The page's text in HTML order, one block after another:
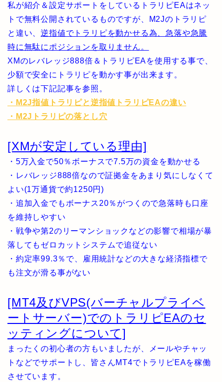
私が紹介＆設定サポートをしているトラリピEAはネッ
トで無料公開されているものですが、M2Jのトラリピ
と違い、逆指値でトラリピを動かせる為、急落や急騰
時に無駄にポジションを取りません。
XMのレバレッジ888倍＆トラリピEAを使用する事で、
少額で安全にトラリピを動かす事が出来ます。
詳しくは下記記事を参照。
・M2J指値トラリピと逆指値トラリピEAの違い
・M2Jトラリピの落とし穴
[XMが安定している理由]
・5万入金で50％ボーナスで7.5万の資金を動かせる
・レバレッジ888倍なので証拠金をあまり気にしなくて
よい(1万通貨で約1250円)
・追加入金でもボーナス20％がつくので急落時も口座
を維持しやすい
・戦争や第2のリーマンショックなどの影響で相場が暴
落してもゼロカットシステムで追従ない
・約定率99.3％で、雇用統計などの大きな経済指標で
も注文が滑る事がない
[MT4及びVPS(バーチャルプライベ
ートサーバー)でのトラリピEAのセ
ッティングについて]
まったくの初心者の方もいましたが、メールやチャッ
トなどでサポートし、皆さんMT4でトラリピEAを稼働
させています。